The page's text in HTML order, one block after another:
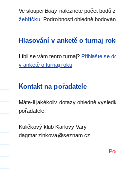
Ve sloupci Body naleznete počet bodů
žebříčku . Podrobnosti ohledně
Hlasování v anketě o turnaj
Líbil se vám tento turnaj? Přihlašte se
v anketě o turnaj roku
Kontakt na pořadatele
Máte-li jakékoliv dotazy ohledně
pořadatele:
Kuličkový klub Karlovy Vary
dagmar.zinkova@seznam.cz